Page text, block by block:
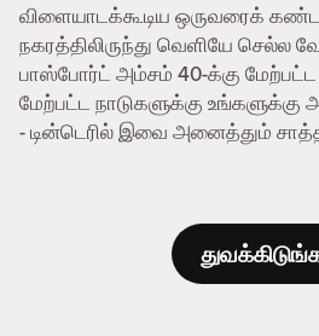
விளையாடக்கூடிய ஒருவரைக்
நகரத்திலிருந்து வெளியே செல்ல
பாஸ்போர்ட் அம்சம் 40-க்கு
மேற்பட்ட நாடுகளுக்கு உங்களுக்கு
- டின்டெரில் இவை அனைத்தும்